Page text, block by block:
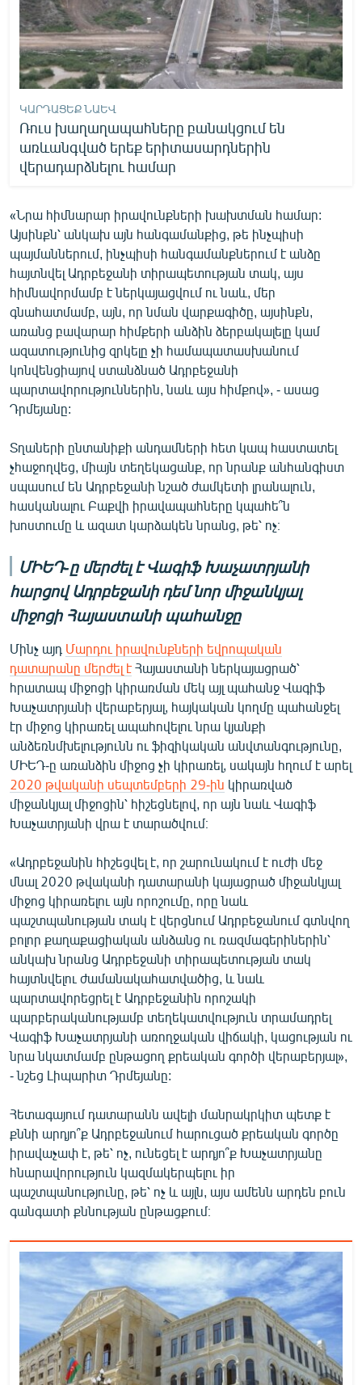
ԿԱՐԴԱՑԵՔ ՆԱԵՎ
Ռուս խաղաղապահները բանակցում են
առևանգված երեք երիտասարդներին
վերադարձնելու համար
«Նրա հիմնարար իրավունքների խախտման համար:
Այսինքն՝ անկախ այն հանգամանքից, թե ինչպիսի
պայմաններում, ինչպիսի հանգամանքներում է անձը
հայտնվել Ադրբեջանի տիրապետության տակ, այս
հիմնավորմամբ է ներկայացվում ու նաև, մեր
գնահատմամբ, այն, որ նման վարքագիծը, այսինքն,
առանց բավարար հիմքերի անձին ձերբակալելը կամ
ազատությունից զրկելը չի համապատասխանում
կոնվենցիայով ստանձնած Ադրբեջանի
պարտավորություններին, նաև այս հիմքով», - ասաց
Դրմեյանը:
Տղաների ընտանիքի անդամների հետ կապ հաստատել
չհաջողվեց, միայն տեղեկացանք, որ նրանք անհանգիստ
սպասում են Ադրբեջանի նշած ժամկետի լրանալուն,
հասկանալու Բաքվի իրավապահները կպահե՞ն
խոստումը և ազատ կարձակեն նրանց, թե՝ ոչ։
ՄԻԵԴ-ը մերժել է Վագիֆ Խաչատրյանի
հարցով Ադրբեջանի դեմ նոր միջանկյալ
միջոցի Հայաստանի պահանջը
Մինչ այդ Մարդու իրավունքների եվրոպական
դատարանը մերժել էՀայաստանի ներկայացրած՝
հրատապ միջոցի կիրառման մեկ այլ պահանջ Վագիֆ
Խաչատրյանի վերաբերյալ, հայկական կողմը պահանջել
էր միջոց կիրառել ապահովելու նրա կյանքի
անձեռնմխելությունն ու ֆիզիկական անվտանգությունը,
ՄԻԵԴ-ը առանձին միջոց չի կիրառել, սակայն հղում է արել
2020 թվականի սեպտեմբերի 29-ին կիրառված
միջանկյալ միջոցին՝ հիշեցնելով, որ այն նաև Վագիֆ
Խաչատրյանի վրա է տարածվում։
«Ադրբեջանին հիշեցվել է, որ շարունակում է ուժի մեջ
մնալ 2020 թվականի դատարանի կայացրած միջանկյալ
միջոց կիրառելու այն որոշումը, որը նաև
պաշտպանության տակ է վերցնում Ադրբեջանում գտնվող
բոլոր քաղաքացիական անձանց ու ռազմագերիներին՝
անկախ նրանց Ադրբեջանի տիրապետության տակ
հայտնվելու ժամանակահատվածից, և նաև
պարտավորեցրել է Ադրբեջանին որոշակի
պարբերականությամբ տեղեկատվություն տրամադրել
Վագիֆ Խաչատրյանի առողջական վիճակի, կացության ու
նրա նկատմամբ ընթացող քրեական գործի վերաբերյալ»,
- նշեց Լիպարիտ Դրմեյանը:
Հետագայում դատարանն ավելի մանրակրկիտ պետք է
քննի արդյո՞ք Ադրբեջանում հարուցած քրեական գործը
իրավաչափ է, թե՝ ոչ, ունեցել է արդյո՞ք Խաչատրյանը
հնարավորություն կազմակերպելու իր
պաշտպանությունը, թե՝ ոչ և այլն, այս ամենն արդեն բուն
գանգատի քննության ընթացքում։